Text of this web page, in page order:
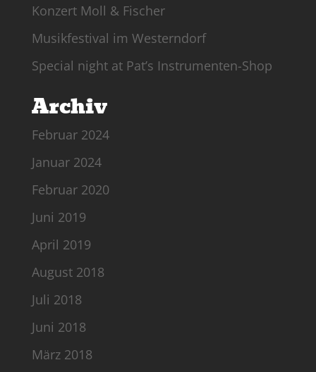
Konzert Moll & Fischer
Musikfestival im Westerndorf
Special night at Pat’s Instrumenten-Shop
Archiv
Februar 2024
Januar 2024
Februar 2020
Juni 2019
April 2019
August 2018
Juli 2018
Juni 2018
März 2018